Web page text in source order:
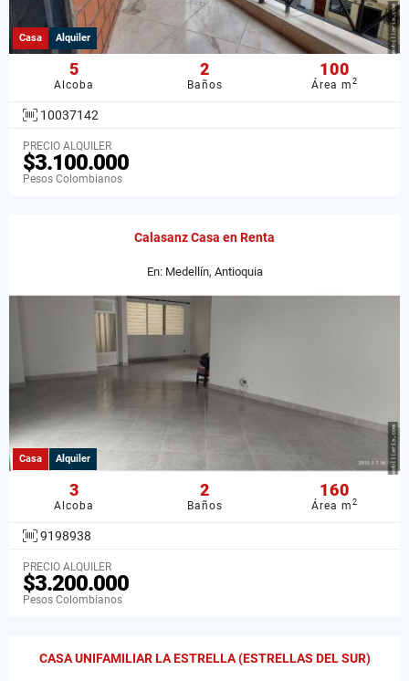
Casa Alquiler
5
Alcoba
2
Baños
100
Área m2
10037142
PRECIO ALQUILER
$3.100.000
Pesos Colombianos
Calasanz Casa en Renta
En: Medellín, Antioquia
Casa Alquiler
3
Alcoba
2
Baños
160
Área m2
9198938
PRECIO ALQUILER
$3.200.000
Pesos Colombianos
CASA UNIFAMILIAR LA ESTRELLA (ESTRELLAS DEL SUR)